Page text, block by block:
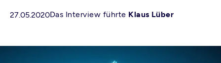
27.05.2020Das Interview führte Klaus Lüber